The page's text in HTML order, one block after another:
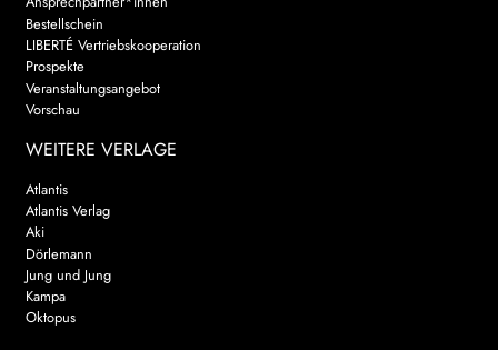
Bestellschein
LIBERTÉ Vertriebskooperation
Prospekte
Veranstaltungsangebot
Vorschau
WEITERE VERLAGE
Atlantis
Atlantis Verlag
Aki
Dörlemann
Jung und Jung
Kampa
Oktopus